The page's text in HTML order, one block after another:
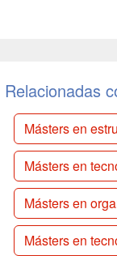
Másters en
Másters en
Másters en
Másters en